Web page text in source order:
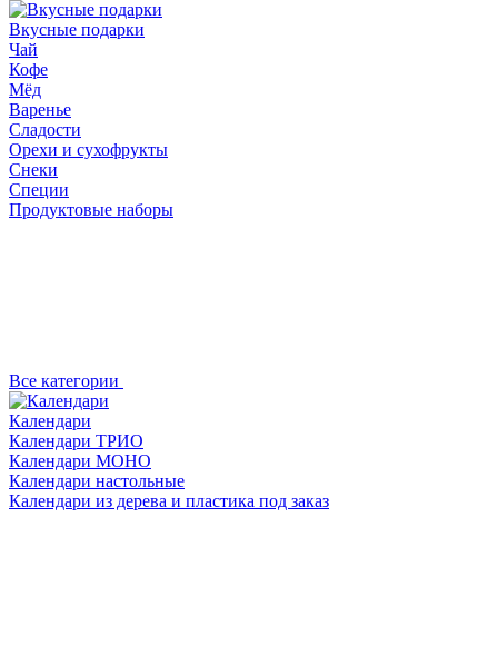
Вкусные подарки
Чай
Кофе
Мёд
Варенье
Сладости
Орехи и сухофрукты
Снеки
Специи
Продуктовые наборы
Все категории
Календари
Календари ТРИО
Календари МОНО
Календари настольные
Календари из дерева и пластика под заказ